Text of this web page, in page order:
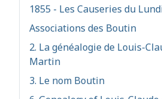
1855 - Les Causeries du
Associations des Boutin
2. La généalogie de Louis-
Martin
3. Le nom Boutin